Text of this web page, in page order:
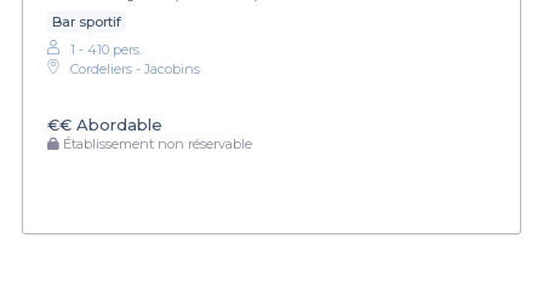
Bar sportif
1 - 410 pers.
Cordeliers - Jacobins
€€ Abordable
Établissement non réservable